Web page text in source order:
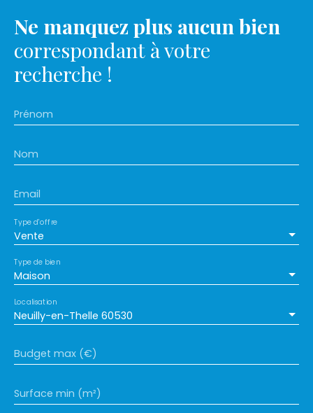
Ne manquez plus aucun bien
correspondant à votre
recherche !
Prénom
Nom
Email
Vente
Type d'offre
Maison
Type de bien
Neuilly-en-Thelle 60530
Localisation
Budget max (€)
Surface min (m²)